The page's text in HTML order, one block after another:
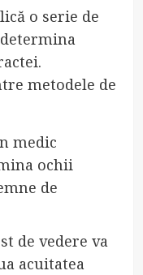
o serie de
metodele de
medic
ochii
de
de vedere va
acuitatea